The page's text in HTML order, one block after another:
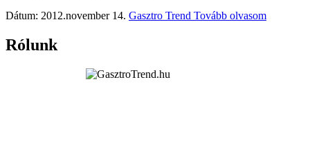
Dátum: 2012.november 14. Gasztro Trend Tovább olvasom
Rólunk